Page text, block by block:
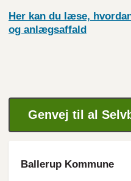
Her kan du læse,
og anlægsaffald
Genvej til al
Ballerup Kommune